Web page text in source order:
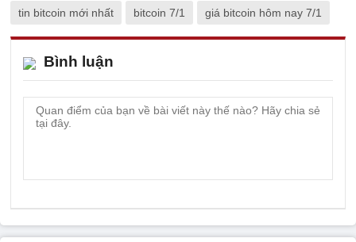
tin bitcoin mới nhất bitcoin 7/1 giá bitcoin hôm nay 7/1
Bình luận